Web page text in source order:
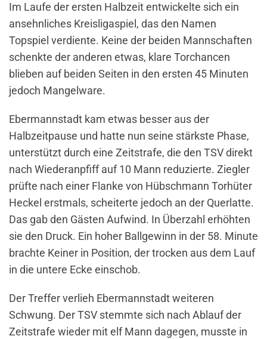
Im Laufe der ersten Halbzeit entwickelte sich ein
ansehnliches Kreisligaspiel, das den Namen
Topspiel verdiente. Keine der beiden Mannschaften
schenkte der anderen etwas, klare Torchancen
blieben auf beiden Seiten in den ersten 45 Minuten
jedoch Mangelware.
Ebermannstadt kam etwas besser aus der
Halbzeitpause und hatte nun seine stärkste Phase,
unterstützt durch eine Zeitstrafe, die den TSV direkt
nach Wiederanpfiff auf 10 Mann reduzierte. Ziegler
prüfte nach einer Flanke von Hübschmann Torhüter
Heckel erstmals, scheiterte jedoch an der Querlatte.
Das gab den Gästen Aufwind. In Überzahl erhöhten
sie den Druck. Ein hoher Ballgewinn in der 58. Minute
brachte Keiner in Position, der trocken aus dem Lauf
in die untere Ecke einschob.
Der Treffer verlieh Ebermannstadt weiteren
Schwung. Der TSV stemmte sich nach Ablauf der
Zeitstrafe wieder mit elf Mann dagegen, musste in